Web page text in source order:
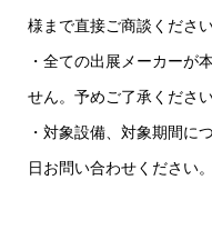
様まで直接ご商談ください
・全ての出展メーカーが
せん。予めご了承ください
・対象設備、対象期間に
日お問い合わせください。